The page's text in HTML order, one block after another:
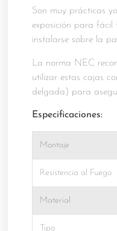
Son muy prácticas
exposición para
instalarse sobre la
La norma NEC
utilizar estas cajas
delgada) para
Especificaciones:
Montaje
Resistencia al Fuego
Material
Tipo